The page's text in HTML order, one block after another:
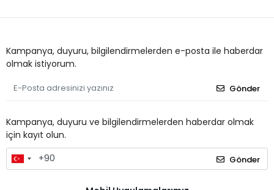
Kampanya, duyuru, bilgilendirmelerden e-posta ile haberdar
olmak istiyorum.
Gönder
Kampanya, duyuru ve bilgilendirmelerden haberdar olmak
için kayıt olun.
Gönder